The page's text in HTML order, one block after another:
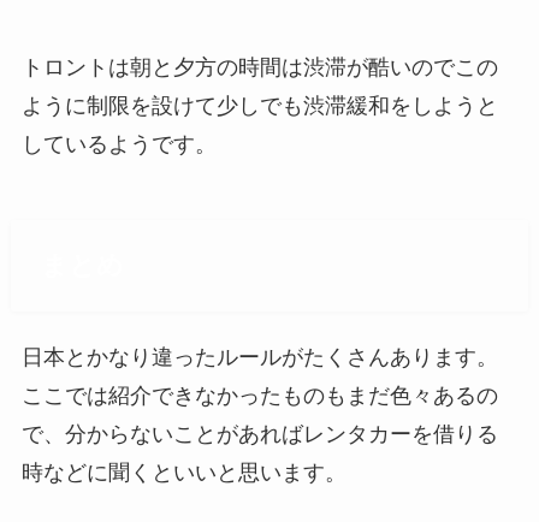
トロントは朝と夕方の時間は渋滞が酷いのでこの
ように制限を設けて少しでも渋滞緩和をしようと
しているようです。
日本とかなり違ったルールがたくさんあります。
ここでは紹介できなかったものもまだ色々あるの
で、分からないことがあればレンタカーを借りる
時などに聞くといいと思います。